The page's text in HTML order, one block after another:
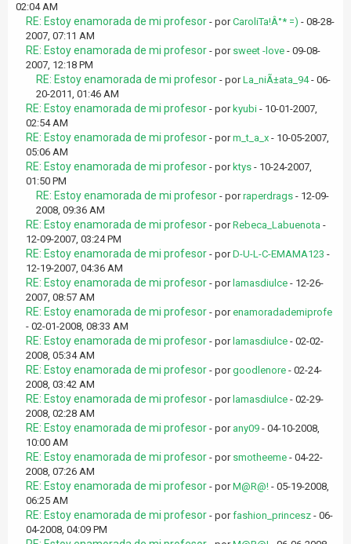
02:04 AM
RE: Estoy enamorada de mi profesor - porCaroliTa!Â°* =) - 08-28-
2007, 07:11 AM
RE: Estoy enamorada de mi profesor - por sweet -love - 09-08-
2007, 12:18 PM
RE: Estoy enamorada de mi profesor - porLa_niÃ±ata_94- 06-
20-2011, 01:46 AM
RE: Estoy enamorada de mi profesor - por kyubi - 10-01-2007,
02:54 AM
RE: Estoy enamorada de mi profesor - porm_t_a_x - 10-05-2007,
05:06 AM
RE: Estoy enamorada de mi profesor - por ktys - 10-24-2007,
01:50 PM
RE: Estoy enamorada de mi profesor - porraperdrags - 12-09-
2008, 09:36 AM
RE: Estoy enamorada de mi profesor - porRebeca_Labuenota -
12-09-2007, 03:24 PM
RE: Estoy enamorada de mi profesor - porD-U-L-C-EMAMA123 -
12-19-2007, 04:36 AM
RE: Estoy enamorada de mi profesor - por lamasdiulce - 12-26-
2007, 08:57 AM
RE: Estoy enamorada de mi profesor - porenamoradademiprofe
- 02-01-2008, 08:33 AM
RE: Estoy enamorada de mi profesor - por lamasdiulce - 02-02-
2008, 05:34 AM
RE: Estoy enamorada de mi profesor - porgoodlenore - 02-24-
2008, 03:42 AM
RE: Estoy enamorada de mi profesor - por lamasdiulce - 02-29-
2008, 02:28 AM
RE: Estoy enamorada de mi profesor - por any09 - 04-10-2008,
10:00 AM
RE: Estoy enamorada de mi profesor - por smotheeme - 04-22-
2008, 07:26 AM
RE: Estoy enamorada de mi profesor - porM@R@! - 05-19-2008,
06:25 AM
RE: Estoy enamorada de mi profesor - porfashion_princesz - 06-
04-2008, 04:09 PM